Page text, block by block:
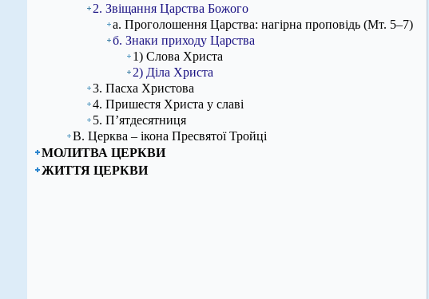
2. Звіщання Царства Божого
а. Проголошення Царства: нагірна проповідь (Мт. 5–7)
б. Знаки приходу Царства
1) Слова Христа
2) Діла Христа
3. Пасха Христова
4. Пришестя Христа у славі
5. П’ятдесятниця
В. Церква – ікона Пресвятої Тройці
МОЛИТВА ЦЕРКВИ
ЖИТТЯ ЦЕРКВИ